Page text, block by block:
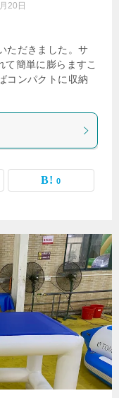
20日
ただきました。サ
簡単に膨らますこ
コンパクトに収納
0